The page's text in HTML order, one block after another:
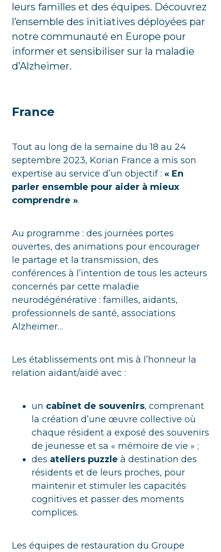
leurs familles et des équipes. Découvrez
l’ensemble des initiatives déployées par
notre communauté en Europe pour
informer et sensibiliser sur la maladie
d’Alzheimer.
France
Tout au long de la semaine du 18 au 24
septembre 2023, Korian France a mis son
expertise au service d’un objectif : « En
parler ensemble pour aider à mieux
comprendre ».
Au programme : des journées portes
ouvertes, des animations pour encourager
le partage et la transmission, des
conférences à l’intention de tous les acteurs
concernés par cette maladie
neurodégénérative : familles, aidants,
professionnels de santé, associations
Alzheimer…
Les établissements ont mis à l’honneur la
relation aidant/aidé avec :
un cabinet de souvenirs, comprenant
la création d’une œuvre collective où
chaque résident a exposé des souvenirs
de jeunesse et sa « mémoire de vie » ;
des ateliers puzzle à destination des
résidents et de leurs proches, pour
maintenir et stimuler les capacités
cognitives et passer des moments
complices.
Les équipes de restauration du Groupe